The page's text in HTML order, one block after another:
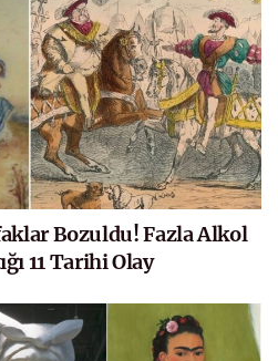
Bozuldu! Fazla Alkol
11 Tarihi Olay